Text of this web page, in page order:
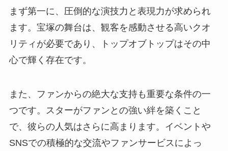
まず第一に、圧倒的な演技力と表現力が求められ
ます。宝塚の舞台は、観客を感動させる高いクオ
リティが必要であり、トップオブトップはその中
心で輝く存在です。
また、ファンからの絶大な支持も重要な条件の一
つです。スターがファンとの強い絆を築くこと
で、彼らの人気はさらに高まります。イベントや
SNSでの積極的な交流やファンサービスによっ